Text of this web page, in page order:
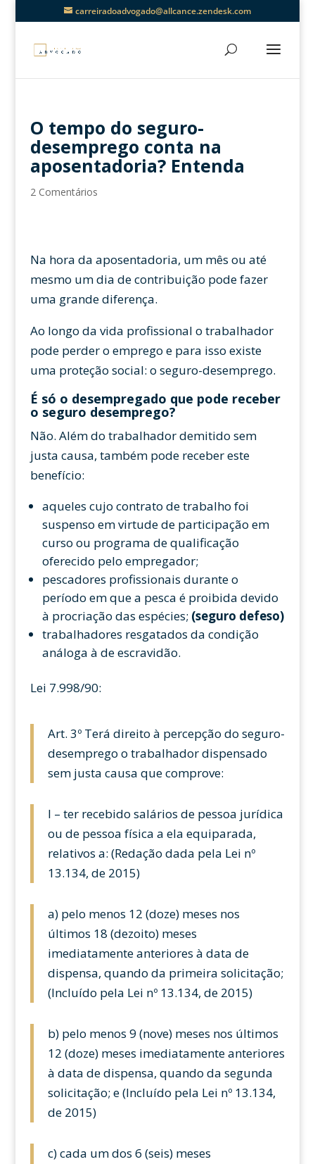
carreiradoadvogado@allcance.zendesk.com
O tempo do seguro-
desemprego conta na
aposentadoria? Entenda
2 Comentários
Na hora da aposentadoria, um mês ou até
mesmo um dia de contribuição pode fazer
uma grande diferença.
Ao longo da vida profissional o trabalhador
pode perder o emprego e para isso existe
uma proteção social: o seguro-desemprego.
É só o desempregado que pode receber
o seguro desemprego?
Não. Além do trabalhador demitido sem
justa causa, também pode receber este
benefício:
aqueles cujo contrato de trabalho foi
suspenso em virtude de participação em
curso ou programa de qualificação
oferecido pelo empregador;
pescadores profissionais durante o
período em que a pesca é proibida devido
à procriação das espécies; (seguro defeso)
trabalhadores resgatados da condição
análoga à de escravidão.
Lei 7.998/90:
Art. 3º Terá direito à percepção do seguro-
desemprego o trabalhador dispensado
sem justa causa que comprove:
I – ter recebido salários de pessoa jurídica
ou de pessoa física a ela equiparada,
relativos a: (Redação dada pela Lei nº
13.134, de 2015)
a) pelo menos 12 (doze) meses nos
últimos 18 (dezoito) meses
imediatamente anteriores à data de
dispensa, quando da primeira solicitação;
(Incluído pela Lei nº 13.134, de 2015)
b) pelo menos 9 (nove) meses nos últimos
12 (doze) meses imediatamente anteriores
à data de dispensa, quando da segunda
solicitação; e (Incluído pela Lei nº 13.134,
de 2015)
c) cada um dos 6 (seis) meses